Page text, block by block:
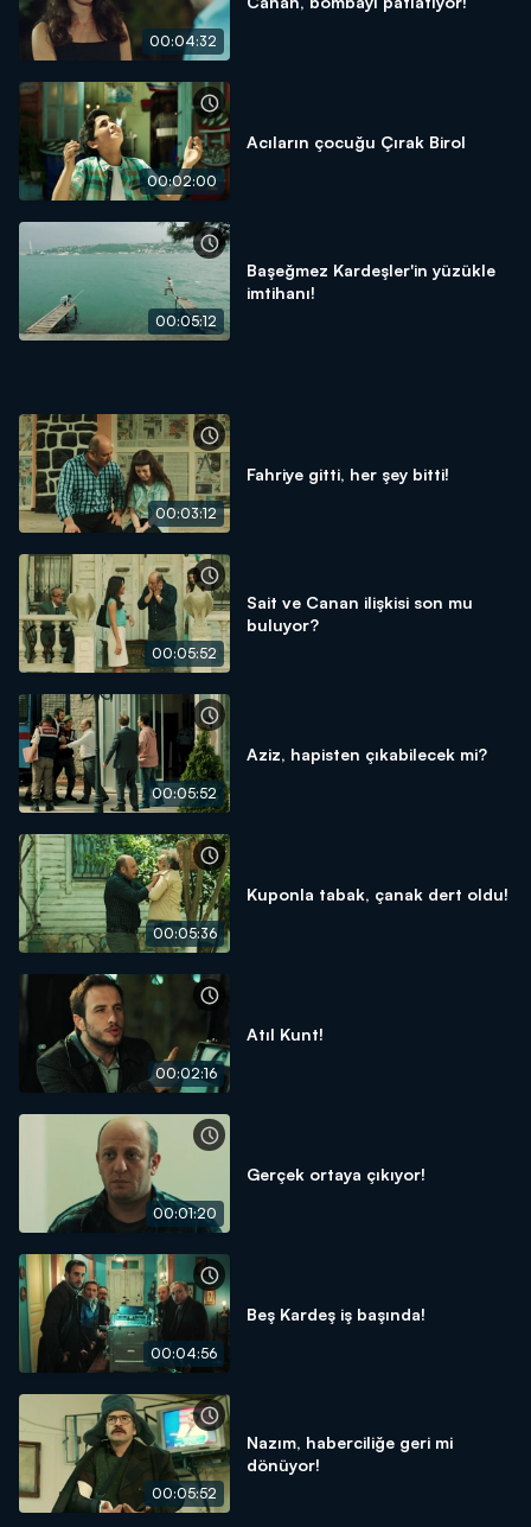
00:04:32
00:02:00
Acıların çocuğu Çırak Birol
00:05:12
Başeğmez Kardeşler'in yüzükle
imtihanı!
00:03:12
Fahriye gitti, her şey bitti!
00:05:52
Sait ve Canan ilişkisi son mu
buluyor?
00:05:52
Aziz, hapisten çıkabilecek mi?
00:05:36
Kuponla tabak, çanak dert oldu!
00:02:16
Atıl Kunt!
00:01:20
Gerçek ortaya çıkıyor!
00:04:56
Beş Kardeş iş başında!
00:05:52
Nazım, haberciliğe geri mi
dönüyor!